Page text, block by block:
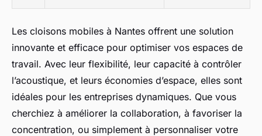
Les cloisons mobiles à Nantes offrent une solution
innovante et efficace pour optimiser vos espaces de
travail. Avec leur flexibilité, leur capacité à contrôler
l’acoustique, et leurs économies d’espace, elles sont
idéales pour les entreprises dynamiques. Que vous
cherchiez à améliorer la collaboration, à favoriser la
concentration, ou simplement à personnaliser votre